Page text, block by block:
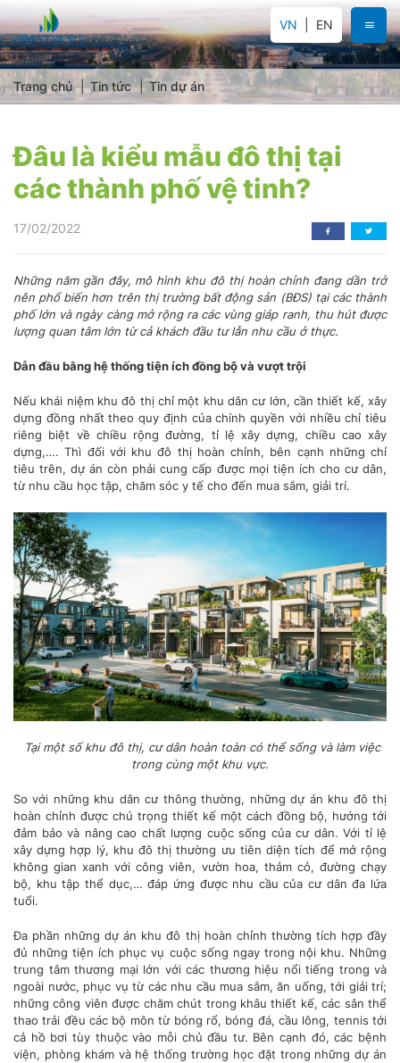
VN EN
Trang chủ Tin tức Tin dự án
Đâu là kiểu mẫu đô thị tại
các thành phố vệ tinh?
17/02/2022
Những năm gần đây, mô hình khu đô thị hoàn chỉnh đang dần trở
nên phổ biến hơn trên thị trường bất động sản (BĐS) tại các thành
phố lớn và ngày càng mở rộng ra các vùng giáp ranh, thu hút được
lượng quan tâm lớn từ cả khách đầu tư lẫn nhu cầu ở thực.
Dẫn đầu bằng hệ thống tiện ích đồng bộ và vượt trội
Nếu khái niệm khu đô thị chỉ một khu dân cư lớn, cần thiết kế, xây
dựng đồng nhất theo quy định của chính quyền với nhiều chỉ tiêu
riêng biệt về chiều rộng đường, tỉ lệ xây dựng, chiều cao xây
dựng,…. Thì đối với khu đô thị hoàn chỉnh, bên cạnh những chỉ
tiêu trên, dự án còn phải cung cấp được mọi tiện ích cho cư dân,
từ nhu cầu học tập, chăm sóc y tế cho đến mua sắm, giải trí.
Tại một số khu đô thị, cư dân hoàn toàn có thể sống và làm việc
trong cùng một khu vực.
So với những khu dân cư thông thường, những dự án khu đô thị
hoàn chỉnh được chú trọng thiết kế một cách đồng bộ, hướng tới
đảm bảo và nâng cao chất lượng cuộc sống của cư dân. Với tỉ lệ
xây dựng hợp lý, khu đô thị thường ưu tiên diện tích để mở rộng
không gian xanh với công viên, vườn hoa, thảm cỏ, đường chạy
bộ, khu tập thể dục,… đáp ứng được nhu cầu của cư dân đa lứa
tuổi.
Đa phần những dự án khu đô thị hoàn chỉnh thường tích hợp đầy
đủ những tiện ích phục vụ cuộc sống ngay trong nội khu. Những
trung tâm thương mại lớn với các thương hiệu nổi tiếng trong và
ngoài nước, phục vụ từ các nhu cầu mua sắm, ăn uống, tới giải trí;
những công viên được chăm chút trong khâu thiết kế, các sân thể
thao trải đều các bộ môn từ bóng rổ, bóng đá, cầu lông, tennis tới
cả hồ bơi tùy thuộc vào mỗi chủ đầu tư. Bên cạnh đó, các bệnh
viện, phòng khám và hệ thống trường học đặt trong những dự án